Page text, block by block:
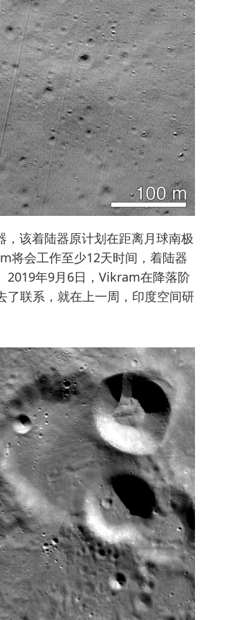
该着陆器原计划在距离月球南极
将会工作至少12天时间，着陆器
2019年9月6日，Vikram在降落阶
了联系，就在上一周，印度空间研